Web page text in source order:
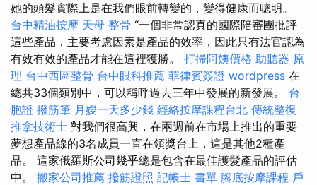
她的頭髮實際上是在我們眼前轉變的，變得健康而聰明。
台中精油按摩 天母 整骨 “一個非常認真的國際陪審團批評
這些產品，主要考慮因素是產品的效率，因此只有法官認為
有效有效的產品才能在這裡獲勝。 打掃阿姨價格 助聽器 原
理 台中西區整骨 台中眼科推薦 菲律賓簽證 wordpress 在
總共33個類別中，可以稱呼過去三年中發展的新發展。 台
胞證 撥筋筆 月嫂一天多少錢 經絡按摩課程台北 傳統整復
推拿技術士 對我們很高興，在兩週前在市場上推出的重要
夢想產品線的3名成員一直在領獎台上，這是其他2種產
品。 這家俄羅斯公司幾乎總是包含在最佳護髮產品的評估
中。 搬家公司推薦 撥筋證照 記帳士 書單 腳底按摩課程 戶